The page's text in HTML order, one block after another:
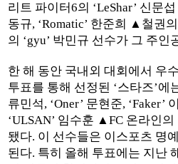
리트 파이터6의 ‘LeShar’ 신문
동규, ‘Romatic’ 한준희 ▲철권
의 ‘gyu’ 박민규 선수가 그 주인
한 해 동안 국내외 대회에서 우
투표를 통해 선정된 ‘스타즈’
류민석, ‘Oner’ 문현준, ‘Faker’
‘ULSAN’ 임수훈 ▲FC 온라인
됐다. 이 선수들은 이스포츠 명
된다. 특히 올해 투표에는 지난